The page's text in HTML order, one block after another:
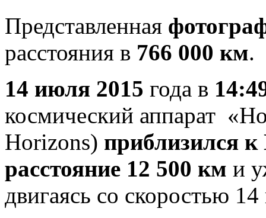
Представленная
расстояния в 766 000 км.
14 июля 2015 года в
космический аппарат
Horizons) приблизился
расстояние 12 500 км и
двигаясь со скоростью